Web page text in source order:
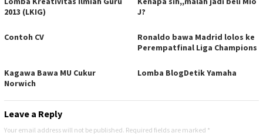
2013 (LKIG)
J?
Contoh CV
Ronaldo bawa Madrid lolos ke
Perempatfinal Liga Champions
Kagawa Bawa MU Cukur
Norwich
Lomba BlogDetik Yamaha
Leave a Reply
Your email address will not be published. Required fields are marked *